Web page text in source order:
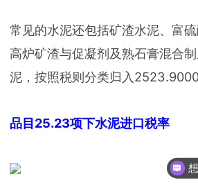
常见的水泥还包括矿渣水泥、富
高炉矿渣与促凝剂及熟石膏混合
泥，按照税则分类归入2523.9000
品目25.23项下水泥进口税率